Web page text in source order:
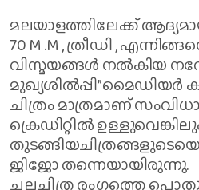
മലയാളത്തിലേക്ക്
70 M .M , ത്രീഡി ,
വിസ്മയങ്ങൾ നൽകിയ
മുഖ്യശിൽപ്പി”മൈഡിയർ
ചിത്രം മാത്രമാണ്
ക്രെഡിറ്റിൽ
ജിജോ തന്നെയായിരുന്നു.
ചലച്ചിത്ര രംഗത്തെ